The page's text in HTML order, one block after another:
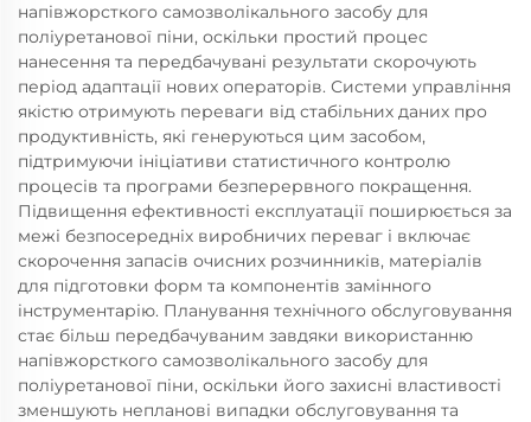
напівжорсткого самозволікального засобу для
поліуретанової піни, оскільки простий процес
нанесення та передбачувані результати скорочують
період адаптації нових операторів. Системи управління
якістю отримують переваги від стабільних даних про
продуктивність, які генеруються цим засобом,
підтримуючи ініціативи статистичного контролю
процесів та програми безперервного покращення.
Підвищення ефективності експлуатації поширюється за
межі безпосередніх виробничих переваг і включає
скорочення запасів очисних розчинників, матеріалів
для підготовки форм та компонентів замінного
інструментарію. Планування технічного обслуговування
стає більш передбачуваним завдяки використанню
напівжорсткого самозволікального засобу для
поліуретанової піни, оскільки його захисні властивості
зменшують непланові випадки обслуговування та